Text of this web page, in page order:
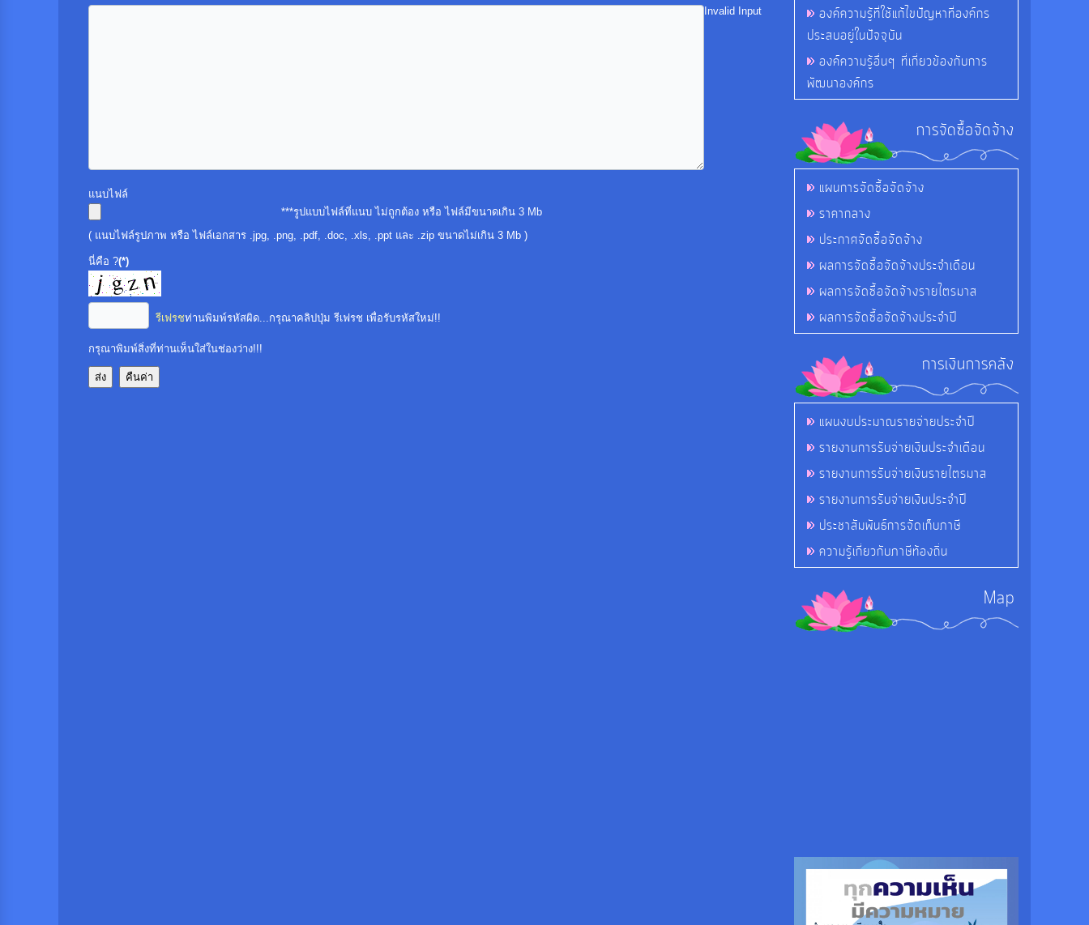
Invalid Input
แนบไฟล์
***รูปแบบไฟล์ที่แนบ ไม่ถูกต้อง หรือ ไฟล์มีขนาดเกิน 3 Mb
( แนบไฟล์รูปภาพ หรือ ไฟล์เอกสาร .jpg, .png, .pdf, .doc, .xls, .ppt และ .zip ขนาดไม่เกิน 3 Mb )
นี่คือ ?(*)
รีเฟรชท่านพิมพ์รหัสผิด...กรุณาคลิปปุ่ม รีเฟรช เพื่อรับรหัสใหม่!!
กรุณาพิมพ์สิ่งที่ท่านเห็นใส่ในช่องว่าง!!!
องค์ความรู้ที่ใช้แก้ไขปัญหาที่องค์กร
ประสบอยู่ในปัจจุบัน
องค์ความรู้อื่นๆ ที่เกี่ยวข้องกับการ
พัฒนาองค์กร
การจัดซื้อจัดจ้าง
แผนการจัดซื้อจัดจ้าง
ราคากลาง
ประกาศจัดซื้อจัดจ้าง
ผลการจัดซื้อจัดจ้างประจำเดือน
ผลการจัดซื้อจัดจ้างรายไตรมาส
ผลการจัดซื้อจัดจ้างประจำปี
การเงินการคลัง
แผนงบประมาณรายจ่ายประจำปี
รายงานการรับจ่ายเงินประจำเดือน
รายงานการรับจ่ายเงินรายไตรมาส
รายงานการรับจ่ายเงินประจำปี
ประชาสัมพันธ์การจัดเก็บภาษี
ความรู้เกี่ยวกับภาษีท้องถิ่น
Map